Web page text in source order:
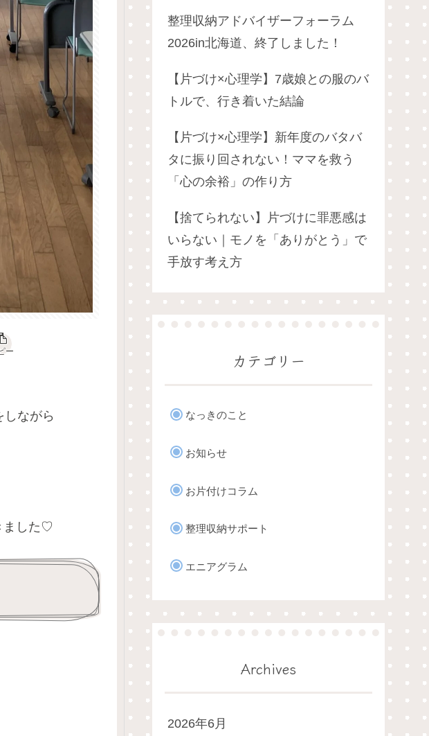
ー
ながら
ました♡
整理収納アドバイザーフォーラム
2026in北海道、終了しました！
【片づけ×心理学】7歳娘との服のバ
トルで、行き着いた結論
【片づけ×心理学】新年度のバタバ
タに振り回されない！ママを救う
「心の余裕」の作り方
【捨てられない】片づけに罪悪感は
いらない｜モノを「ありがとう」で
手放す考え方
カテゴリー
なっきのこと
お知らせ
お片付けコラム
整理収納サポート
エニアグラム
Archives
2026年6月